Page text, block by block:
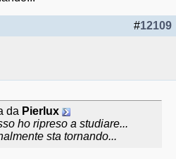
#12109
da Pierlux
ho ripreso a studiare...
sta tornando...